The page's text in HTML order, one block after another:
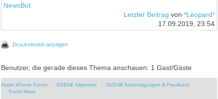
NewsBot
Letzter Beitrag von *Leopard*
17.09.2019, 23:54
Druckversion anzeigen
Benutzer, die gerade dieses Thema anschauen: 1 Gast/Gäste
Apple iPhone Forum iSZENE Allgemein
iSZENE Ankündigungen & Feedback
Portal News